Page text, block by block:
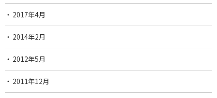
2017年4月
2014年2月
2012年5月
2011年12月